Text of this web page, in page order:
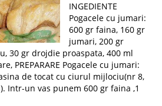
INGEDIENTE
Pogacele cu jumari:
600 gr faina, 160 gr
jumari, 200 gr
30 gr drojdie proaspata, 400 ml
PREPARARE Pogacele cu jumari:
de tocat cu ciurul mijlociu(nr 8,
Intr-un vas punem 600 gr faina ,1